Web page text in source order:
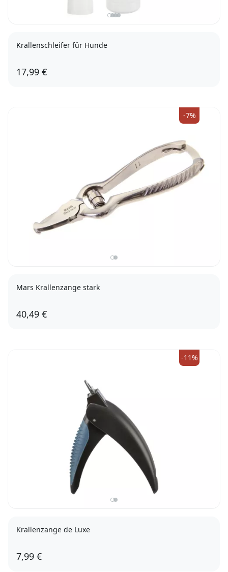
Krallenschleifer für Hunde
17,99 €
-7%
Mars Krallenzange stark
40,49 €
-11%
Krallenzange de Luxe
7,99 €